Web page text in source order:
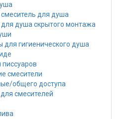
для душа
душа скрытого монтажа
для гигиенического душа
смесители
общего доступа
смесителей